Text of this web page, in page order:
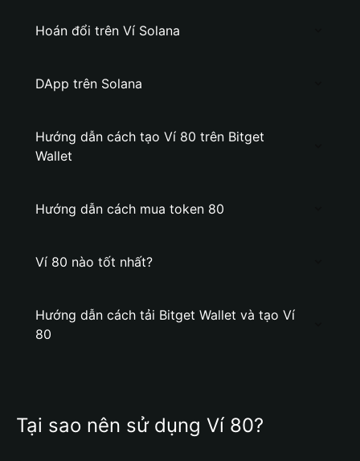
Hoán đổi trên Ví Solana
DApp trên Solana
Hướng dẫn cách tạo Ví 80 trên Bitget
Wallet
Hướng dẫn cách mua token 80
Ví 80 nào tốt nhất?
Hướng dẫn cách tải Bitget Wallet và tạo Ví
80
Tại sao nên sử dụng Ví 80?